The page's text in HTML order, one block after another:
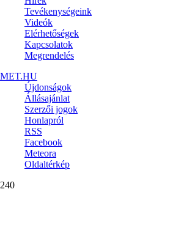
Tevékenységeink
Videók
Elérhetőségek
Kapcsolatok
Megrendelés
MET.HU
Újdonságok
Állásajánlat
Szerzői jogok
Honlapról
RSS
Facebook
Meteora
Oldaltérkép
240